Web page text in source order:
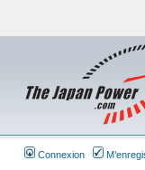
Connexion